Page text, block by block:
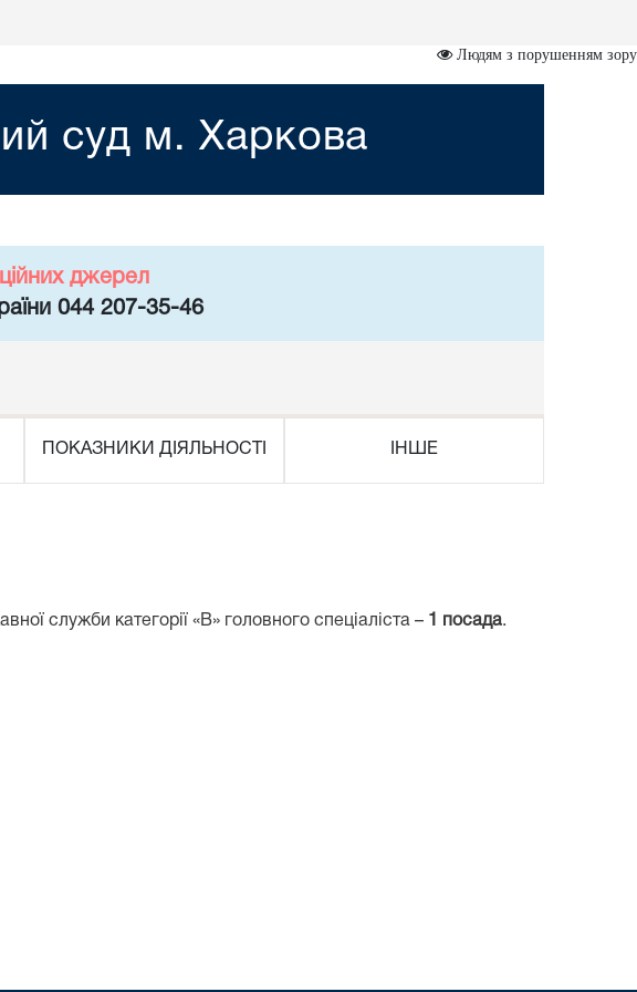
Людям з порушенням зору
суд м. Харкова
джерел
044 207-35-46
ПОКАЗНИКИ ДІЯЛЬНОСТІ ІНШЕ
служби категорії «В» головного спеціаліста – 1 посадa.